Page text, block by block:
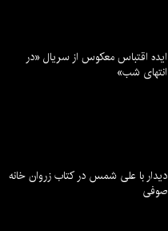
ایده اقتباس معکوس از سریال «در
انتهای شب»
دیدار با علی شمس در کتاب زروان خانه
صوفی